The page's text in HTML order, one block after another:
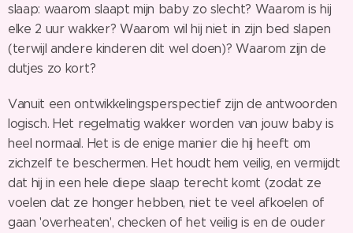
slaap: waarom slaapt mijn baby zo slecht? Waarom is hij
elke 2 uur wakker? Waarom wil hij niet in zijn bed slapen
(terwijl andere kinderen dit wel doen)? Waarom zijn de
dutjes zo kort?
Vanuit een ontwikkelingsperspectief zijn de antwoorden
logisch. Het regelmatig wakker worden van jouw baby is
heel normaal. Het is de enige manier die hij heeft om
zichzelf te beschermen. Het houdt hem veilig, en vermijdt
dat hij in een hele diepe slaap terecht komt (zodat ze
voelen dat ze honger hebben, niet te veel afkoelen of
gaan 'overheaten', checken of het veilig is en de ouder